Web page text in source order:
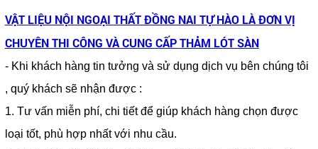
VẬT LIỆU NỘI NGOẠI THẤT ĐỒNG NAI TỰ HÀO LÀ ĐƠN VỊ
CHUYÊN THI CÔNG VÀ CUNG CẤPTHẢM LÓT SÀN
- Khi khách hàng tin tưởng và sử dụng dịch vụ bên chúng tôi
, quý khách sẽ nhận được :
1. Tư vấn miễn phí, chi tiết để giúp khách hàng chọn được
loại tốt, phù hợp nhất với nhu cầu.